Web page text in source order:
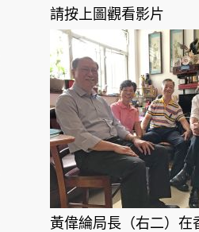
請按上圖觀看影片
黃偉綸局長（右二）在